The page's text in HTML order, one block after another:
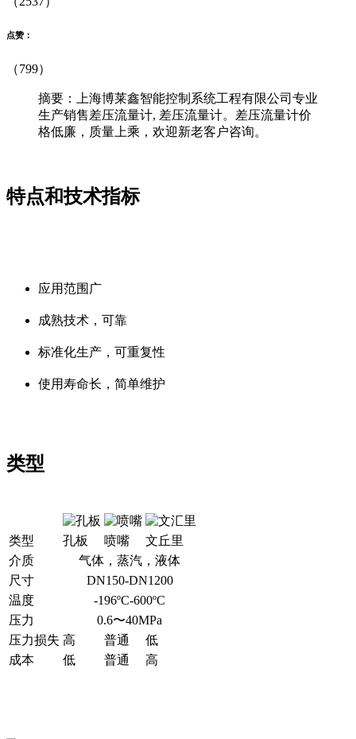
点赞：
（799）
摘要：上海博莱鑫智能控制系统工程有限公司专业
生产销售差压流量计, 差压流量计。差压流量计价
格低廉，质量上乘，欢迎新老客户咨询。
特点和技术指标
应用范围广
成熟技术，可靠
标准化生产，可重复性
使用寿命长，简单维护
类型
类型 孔板 喷嘴
文丘里
介质
气体，蒸汽，液体
尺寸
DN150-DN1200
温度
-196ºC-600ºC
压力
0.6〜40MPa
压力损失 高 普通
低
成本
低 普通 高